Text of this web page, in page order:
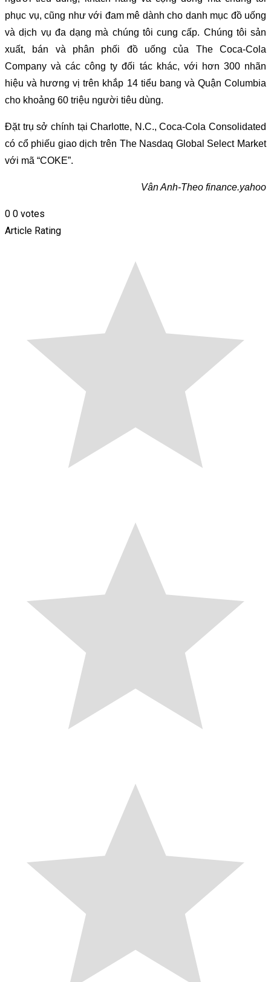
phục vụ, cũng như với đam mê dành cho danh mục đồ uống
và dịch vụ đa dạng mà chúng tôi cung cấp. Chúng tôi sản
xuất, bán và phân phối đồ uống của The Coca-Cola
Company và các công ty đối tác khác, với hơn 300 nhãn
hiệu và hương vị trên khắp 14 tiểu bang và Quận Columbia
cho khoảng 60 triệu người tiêu dùng.
Đặt trụ sở chính tại Charlotte, N.C., Coca-Cola Consolidated
có cổ phiếu giao dịch trên The Nasdaq Global Select Market
với mã “COKE”.
Vân Anh-Theo finance.yahoo
0 0 votes
Article Rating